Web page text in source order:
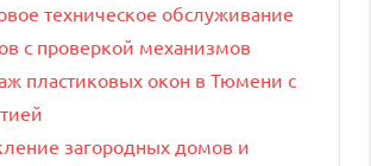
техническое обслуживание
с проверкой механизмов
пластиковых окон в Тюмени с
загородных домов и